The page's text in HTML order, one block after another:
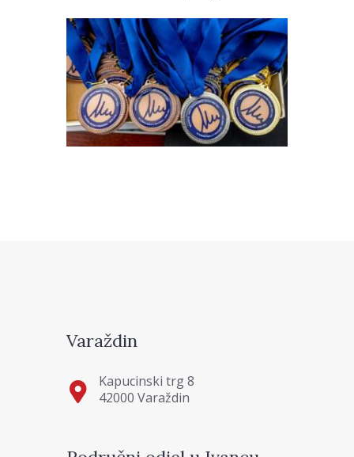
Varaždin
Kapucinski trg 8
42000 Varaždin